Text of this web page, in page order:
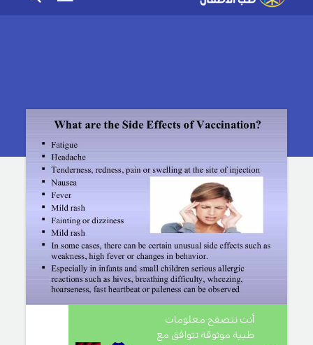
أنت تتصفح معلومات
طبية موثوقة تتوافق مع